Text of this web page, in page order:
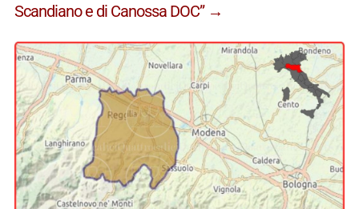
Scandiano e di Canossa DOC” →